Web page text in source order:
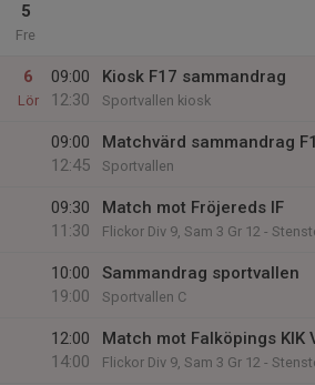
5
Fre
6
Lör
09:00
12:30
Kiosk F17 sammandrag
Sportvallen kiosk
09:00
12:45
Matchvärd sammandrag
Sportvallen
09:30
11:30
Match mot Fröjereds IF
Flickor Div 9, Sam 3 Gr 12 -
10:00
19:00
Sammandrag sportvallen
Sportvallen C
12:00
14:00
Match mot Falköpings KIK
Flickor Div 9, Sam 3 Gr 12 -